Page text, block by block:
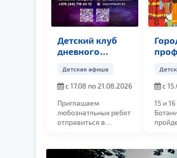
Детский клуб
дневного
«Точь-в-точь»
Детская афиша
с 17.08 по 21.08.2026
Приглашаем
любознатльных ребят
отправиться в
с
15 и